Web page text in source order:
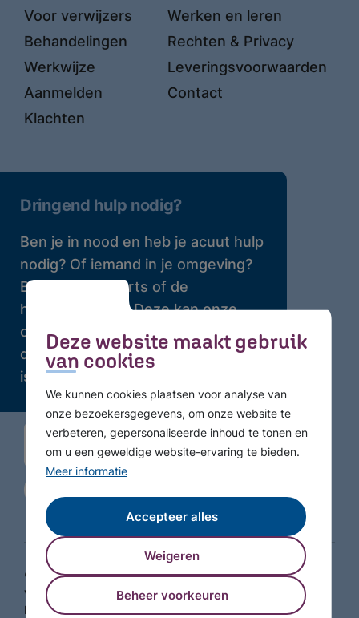
Deze website maakt gebruik
van cookies
We kunnen cookies plaatsen voor analyse van
onze bezoekersgegevens, om onze website te
verbeteren, gepersonaliseerde inhoud te tonen en
om u een geweldige website-ervaring te bieden.
Meer informatie
Beheer voorkeuren
Weigeren
Accepteer alles
Voor verwijzers
Behandelingen
Werkwijze
Aanmelden
Klachten
Werken en leren
Rechten & Privacy
Leveringsvoorwaarden
Contact
Dringend hulp nodig?
Ben je in nood en heb je acuut hulp
nodig? Of iemand in je omgeving?
Bel dan je huisarts of de
huisartsenpost. Deze kan onze
crisisdienst bellen waar 24 uur per
dag professionele hulp beschikbaar
is.
© Copyright 2026 GGZ WNB - Alle rechten
voorbehouden
Privacy Statement